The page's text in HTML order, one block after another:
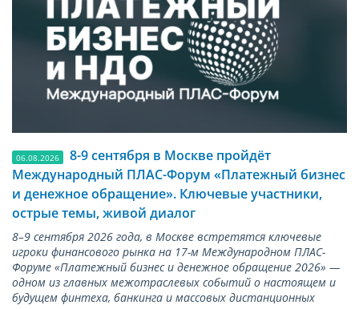
06.08.2026
8-9 сентября в Москве пройдёт
Международный ПЛАС-Форум «Платежный бизнес
и денежное обращение». Ключевые участники,
острые темы, живой диалог
8–9 сентября 2026 года, в Москве встретятся ключевые
игроки финансового рынка на 17-м Международном ПЛАС-
Форуме «Платежный бизнес и денежное обращение 2026» —
одном из главных межотраслевых событий о настоящем и
будущем финтеха, банкинга и массовых дистанционных